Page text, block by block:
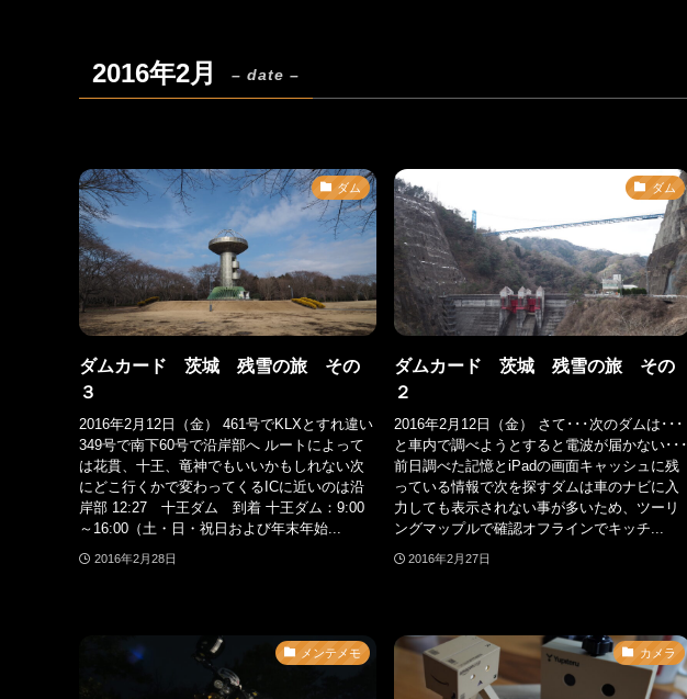
2016年2月 – date –
ダム
ダムカード 茨城 残雪の旅 その
３
2016年2月12日（金） 461号でKLXとすれ違い
349号で南下60号で沿岸部へ ルートによって
は花貫、十王、竜神でもいいかもしれない次
にどこ行くかで変わってくるICに近いのは沿
岸部 12:27 十王ダム 到着 十王ダム：9:00
～16:00（土・日・祝日および年末年始...
2016年2月28日
ダム
ダムカード 茨城 残雪の旅 その
２
2016年2月12日（金） さて･･･次のダムは･･･
と車内で調べようとすると電波が届かない･･･
前日調べた記憶とiPadの画面キャッシュに残
っている情報で次を探すダムは車のナビに入
力しても表示されない事が多いため、ツーリ
ングマップルで確認オフラインでキッチ...
2016年2月27日
メンテメモ カメラ